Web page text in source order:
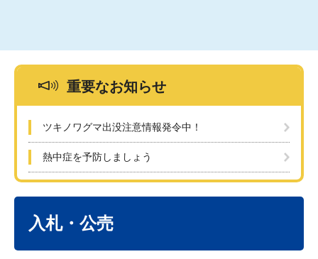
重要なお知らせ
ツキノワグマ出没注意情報発令中！
熱中症を予防しましょう
入札・公売